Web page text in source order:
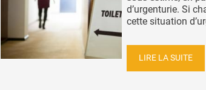
d’urgenturie. Si
cette situation
LIRE LA SUITE